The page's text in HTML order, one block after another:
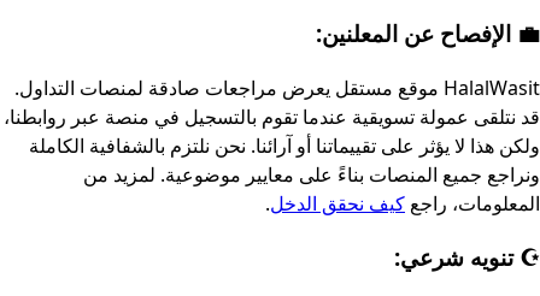
💼 الإفصاح عن المعلنين:
HalalWasit موقع مستقل يعرض مراجعات صادقة لمنصات التداول.
قد نتلقى عمولة تسويقية عندما تقوم بالتسجيل في منصة عبر روابطنا،
ولكن هذا لا يؤثر على تقييماتنا أو آرائنا. نحن نلتزم بالشفافية الكاملة
ونراجع جميع المنصات بناءً على معايير موضوعية. لمزيد من
المعلومات، راجع كيف نحقق الدخل.
☪️ تنويه شرعي: